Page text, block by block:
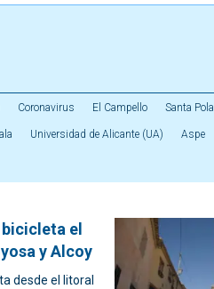
Coronavirus El Campello Santa Pola
Universidad de Alicante (UA) Aspe
el
y Alcoy
desde el litoral